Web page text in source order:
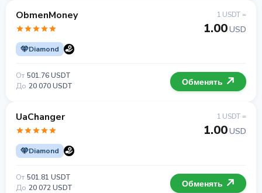
ObmenMoney
Diamond
1 USDT =
1.00USD
От 501.76 USDT
До 20 070 USDT Обменять
UaChanger
Diamond
1 USDT =
1.00USD
От 501.81 USDT
До 20 072 USDT Обменять